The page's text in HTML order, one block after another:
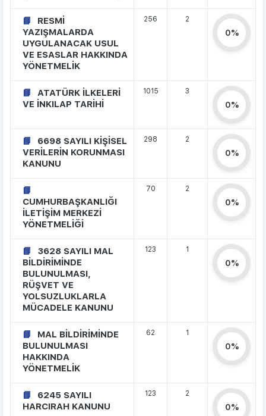
RESMİ
YAZIŞMALARDA
UYGULANACAK USUL
VE ESASLAR HAKKINDA
YÖNETMELİK
256 2
0%
ATATÜRK İLKELERİ
VE İNKILAP TARİHİ
1015 3
0%
6698 SAYILI KİŞİSEL
VERİLERİN KORUNMASI
KANUNU
298 2
0%
CUMHURBAŞKANLIĞI
İLETİŞİM MERKEZİ
YÖNETMELİĞİ
70 2
0%
3628 SAYILI MAL
BİLDİRİMİNDE
BULUNULMASI,
RÜŞVET VE
YOLSUZLUKLARLA
MÜCADELE KANUNU
123 1
0%
MAL BİLDİRİMİNDE
BULUNULMASI
HAKKINDA
YÖNETMELİK
62 1
0%
6245 SAYILI
HARCIRAH KANUNU
123 2
0%